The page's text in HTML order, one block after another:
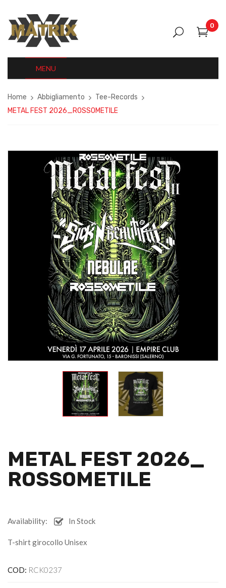
0
MENU
Home Abbigliamento
Tee-Records
METAL FEST 2026_ROSSOMETILE
METAL FEST 2026_
ROSSOMETILE
Availability: In Stock
T-shirt girocollo Unisex
COD: RCK0237